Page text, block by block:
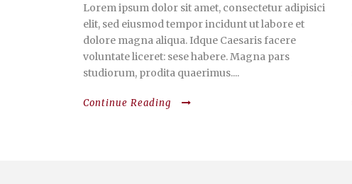
Lorem ipsum dolor sit amet, consectetur adipisici
elit, sed eiusmod tempor incidunt ut labore et
dolore magna aliqua. Idque Caesaris facere
voluntate liceret: sese habere. Magna pars
studiorum, prodita quaerimus....
Continue Reading